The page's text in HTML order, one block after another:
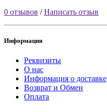
0 отзывов /Написать отзыв
Информация
Реквизиты
О нас
Информация о доставке
Возврат и Обмен
Оплата